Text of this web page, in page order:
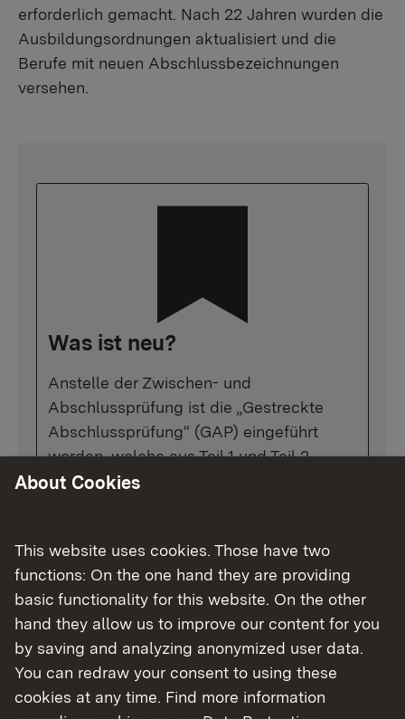
erforderlich gemacht. Nach 22 Jahren wurden die
Ausbildungsordnungen aktualisiert und die
Berufe mit neuen Abschlussbezeichnungen
versehen.
Was ist neu?
Anstelle der Zwischen- und
Abschlussprüfung ist die „Gestreckte
Abschlussprüfung“ (GAP) eingeführt
worden, welche aus Teil 1 und Teil 2
besteht. Die GAP Teil 1 findet im dritten
in die Abschlussprüfung (GAP Teil 2) ein.
Eine weitere wesentliche Veränderung
bei den vier umwelttechnischen Berufen
ist die Straffung der in allen Berufen
gleich zu vermittelnden
schwerpunktübergreifenden
About Cookies
This website uses cookies. Those have two
functions: On the one hand they are providing
basic functionality for this website. On the other
hand they allow us to improve our content for you
by saving and analyzing anonymized user data.
You can redraw your consent to using these
cookies at any time. Find more information